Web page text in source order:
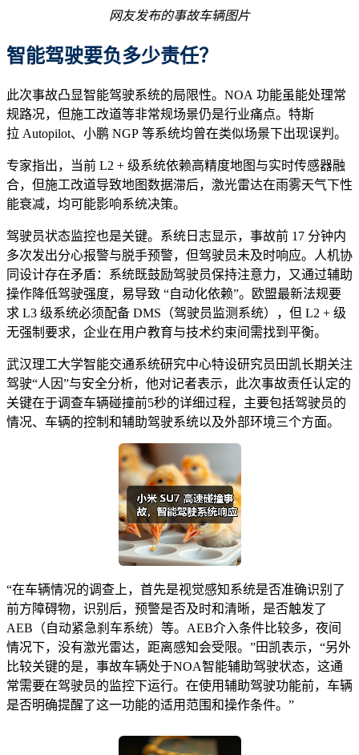
网友发布的事故车辆图片
智能驾驶要负多少责任？
此次事故凸显智能驾驶系统的局限性。NOA 功能虽能处理常
规路况，但施工改道等非常规场景仍是行业痛点。特斯
拉 Autopilot、小鹏 NGP 等系统均曾在类似场景下出现误判。
专家指出，当前 L2 + 级系统依赖高精度地图与实时传感器融
合，但施工改道导致地图数据滞后，激光雷达在雨雾天气下性
能衰减，均可能影响系统决策。
驾驶员状态监控也是关键。系统日志显示，事故前 17 分钟内
多次发出分心报警与脱手预警，但驾驶员未及时响应。人机协
同设计存在矛盾：系统既鼓励驾驶员保持注意力，又通过辅助
操作降低驾驶强度，易导致 “自动化依赖”。欧盟最新法规要
求 L3 级系统必须配备 DMS（驾驶员监测系统），但 L2 + 级
无强制要求，企业在用户教育与技术约束间需找到平衡。
武汉理工大学智能交通系统研究中心特设研究员田凯长期关注
驾驶“人因”与安全分析，他对记者表示，此次事故责任认定的
关键在于调查车辆碰撞前5秒的详细过程，主要包括驾驶员的
情况、车辆的控制和辅助驾驶系统以及外部环境三个方面。
“在车辆情况的调查上，首先是视觉感知系统是否准确识别了
前方障碍物，识别后，预警是否及时和清晰，是否触发了
AEB（自动紧急刹车系统）等。AEB介入条件比较多，夜间
情况下，没有激光雷达，距离感知会受限。”田凯表示，“另外
比较关键的是，事故车辆处于NOA智能辅助驾驶状态，这通
常需要在驾驶员的监控下运行。在使用辅助驾驶功能前，车辆
是否明确提醒了这一功能的适用范围和操作条件。”